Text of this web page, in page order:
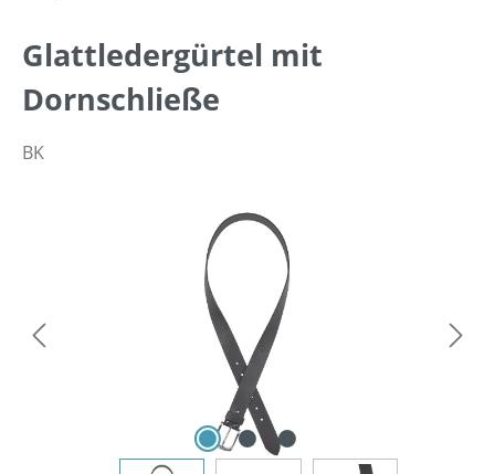
Glattledergürtel mit
Dornschließe
BK
Bildergalerie überspringen